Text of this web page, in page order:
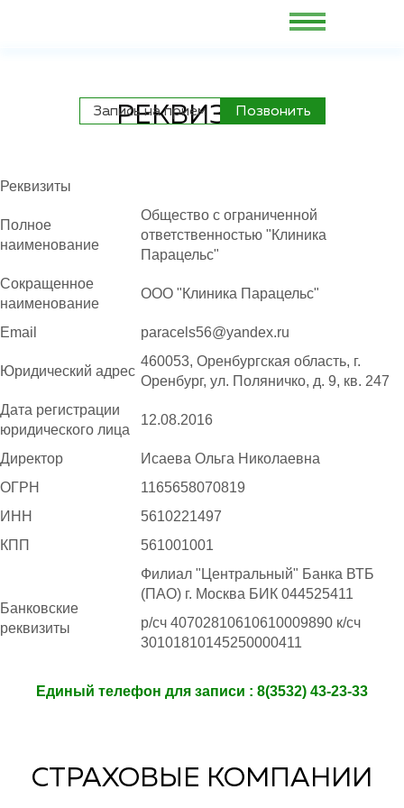
Запись на прием Позвонить
РЕКВИЗИТЫ
Реквизиты
Полное
наименование
Общество с ограниченной
ответственностью "Клиника
Парацельс"
Сокращенное
наименование
ООО "Клиника Парацельс"
Email paracels56@yandex.ru
Юридический адрес
460053, Оренбургская область, г.
Оренбург, ул. Поляничко, д. 9, кв. 247
Дата регистрации
юридического лица
12.08.2016
Директор
Исаева Ольга Николаевна
ОГРН
1165658070819
ИНН
5610221497
КПП
561001001
Банковские
реквизиты
Филиал "Центральный" Банка ВТБ
(ПАО) г. Москва БИК 044525411
р/сч 40702810610610009890 к/сч
30101810145250000411
Eдиный телефон для записи : 8(3532) 43-23-33
СТРАХОВЫЕ КОМПАНИИ